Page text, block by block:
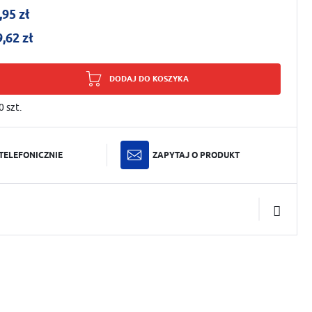
zł
zł
DODAJ DO KOSZYKA
szt.
ZAPYTAJ O PRODUKT